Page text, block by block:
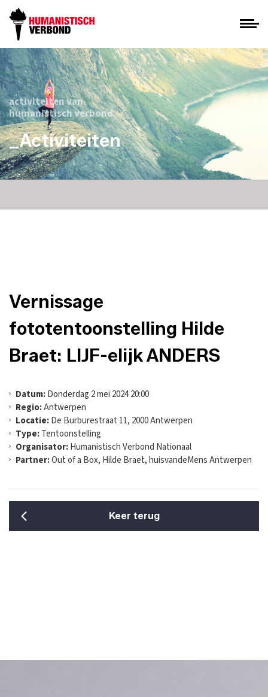
activiteiten van
humanistisch verbond
_Activiteiten
Vernissage
fototentoonstelling Hilde
Braet: LIJF-elijk ANDERS
Datum:Donderdag 2 mei 2024 20:00
Regio:Antwerpen
Locatie:De Burburestraat 11, 2000 Antwerpen
Type:Tentoonstelling
Organisator:Humanistisch Verbond Nationaal
Partner:Out of a Box, Hilde Braet, huisvandeMens Antwerpen
Keer terug